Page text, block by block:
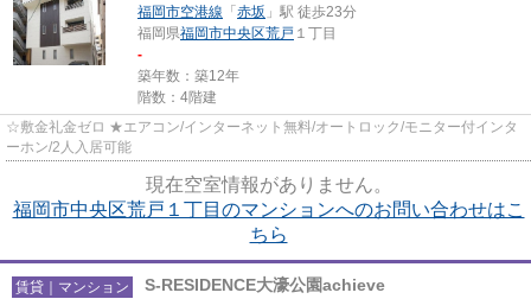
福岡市空港線 「 赤坂 」駅 徒歩23分
福岡県福岡市中央区荒戸 １丁目
-
築年数：築12年
階数：4階建
☆敷金礼金ゼロ ★エアコン/インターネット無料/オートロック/モニター付インタ
ーホン/2人入居可能
現在空室情報がありません。
福岡市中央区荒戸１丁目のマンションへのお問い合わせはこ
ちら
賃貸｜マンション S-RESIDENCE大濠公園achieve